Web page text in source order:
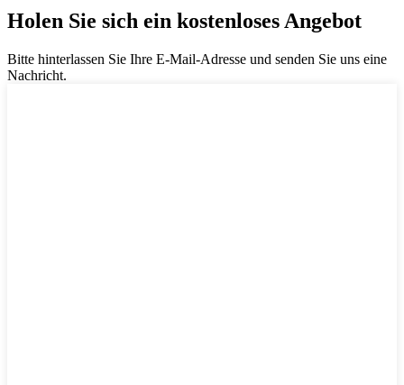
Holen Sie sich ein kostenloses Angebot
Bitte hinterlassen Sie Ihre E-Mail-Adresse und senden Sie uns eine
Nachricht.